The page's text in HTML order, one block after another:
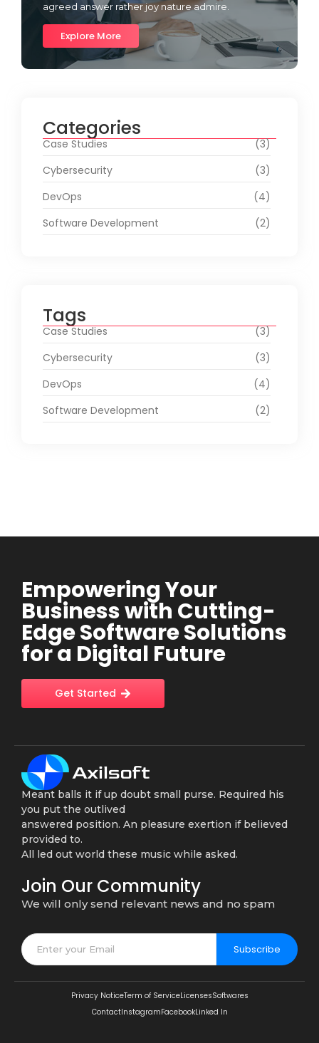
agreed answer rather joy nature admire.
Explore More
Categories
Case Studies
(3)
Cybersecurity
(3)
DevOps
(4)
Software Development
(2)
Tags
Case Studies
(3)
Cybersecurity
(3)
DevOps
(4)
Software Development
(2)
Empowering Your
Business with Cutting-
Edge Software Solutions
for a Digital Future
Get Started
Meant balls it if up doubt small purse. Required his
you put the outlived
answered position. An pleasure exertion if believed
provided to.
All led out world these music while asked.
Join Our Community
We will only send relevant news and no spam
Subscribe
Privacy NoticeTerm of ServiceLicensesSoftwares
ContactInstagramFacebookLinked In